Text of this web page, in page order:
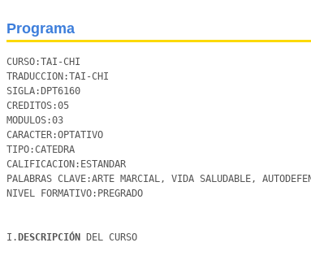
Programa
CURSO:TAI-CHI
TRADUCCION:TAI-CHI
SIGLA:DPT6160
CREDITOS:05
MODULOS:03
CARACTER:OPTATIVO
TIPO:CATEDRA
CALIFICACION:ESTANDAR
PALABRAS CLAVE:ARTE MARCIAL, VIDA SALUDABLE,
NIVEL FORMATIVO:PREGRADO
I. DESCRIPCIÓN DEL CURSO